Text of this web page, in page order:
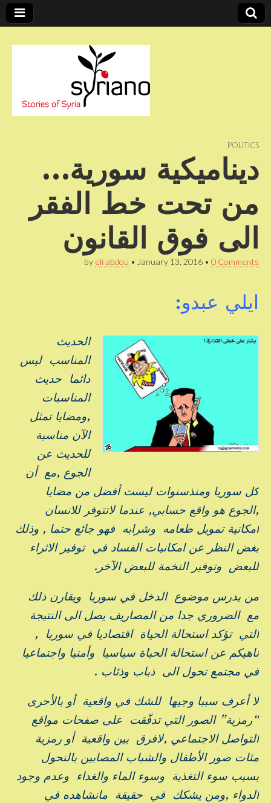
syriano POLITICS
ديناميكية سورية…
من تحت خط الفقر
الى فوق القانون
by eli abdou • January 13, 2016 • 0 Comments
ايلي عبدو:
الحديث
المناسب ليس
دائما حديث
المناسبات
,ومضايا تمثل
الآن مناسبة
للحديث عن
الجوع ,مع أن
كل سوريا ومنذسنوات ليست أفضل من مضايا
,الجوع هو واقع حسابي, عندما لاتتوفر للانسان
امكانية تمويل طعامه وشرابه فهو جائع حتما , وذلك
بغض النظر عن امكانيات الفساد في توفير الاثراء
للبعض وتوفير التخمة للبعض الآخر.
من يدرس موضوع الدخل في سوريا ويقارن ذلك
مع الضروري جدا من المصاريف يصل الى النتيجة
التي تؤكد استحالة الحياة اقتصاديا في سوريا ,
ناهيكم عن استحالة الحياة سياسيا وأمنيا واجتماعيا
في مجتمع تحول الى ذباب وذئاب .
لا أعرف سببا وجيها للشك في واقعية أو بالأحرى
“رمزية” الصور التي تدفّقت على صفحات مواقع
التواصل الاجتماعي ,لافرق بين واقعية أو رمزية
مئات صور الأطفال والشباب المصابين بالنحول
بسبب سوء التغذية وسوء الماء والغداء وعدم وجود
الدواء ,ومن يشكك في حقيقة مانشاهده في